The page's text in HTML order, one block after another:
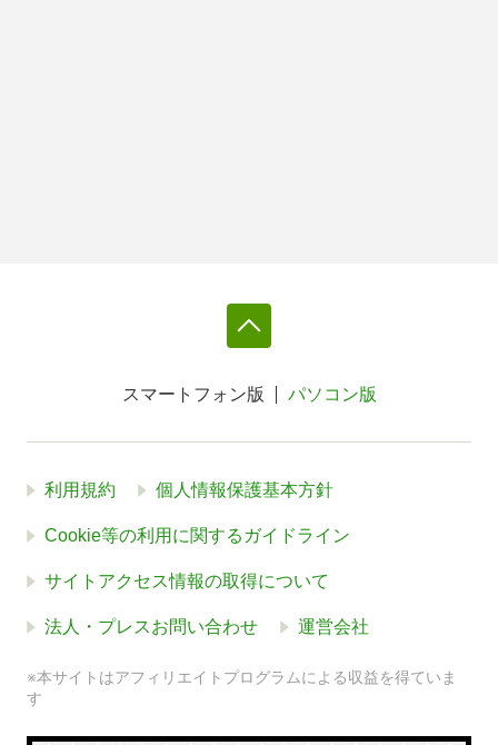
スマートフォン版 パソコン版
利用規約 個人情報保護基本方針
Cookie等の利用に関するガイドライン
サイトアクセス情報の取得について
法人・プレスお問い合わせ 運営会社
※本サイトはアフィリエイトプログラムによる収益を得ていま
す